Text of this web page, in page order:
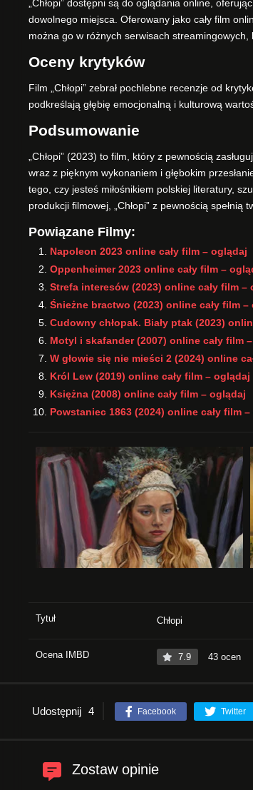
„Chłopi” dostępni są do oglądania online,
dowolnego miejsca. Oferowany jako cały film
można go w różnych serwisach
Oceny krytyków
Film „Chłopi” zebrał pochlebne recenzje od
podkreślają głębię emocjonalną i kulturową
Podsumowanie
„Chłopi” (2023) to film, który z pewnością
wraz z pięknym wykonaniem i głębokim
tego, czy jesteś miłośnikiem polskiej literatury,
produkcji filmowej, „Chłopi” z pewnością spełnią
Powiązane Filmy:
Napoleon 2023 online cały film – oglądaj
Oppenheimer 2023 online cały film –
Strefa interesów (2023) online cały film –
Śnieżne bractwo (2023) online cały film –
Cudowny chłopak. Biały ptak (2023)
Motyl i skafander (2007) online cały film
W głowie się nie mieści 2 (2024) online
Król Lew (2019) online cały film – oglądaj
Księżna (2008) online cały film – oglądaj
Powstaniec 1863 (2024) online cały film
Tytuł Chłopi
Ocena IMBD 7.9 43 ocen
Udostępnij 4 Facebook Twitter
Zostaw opinie